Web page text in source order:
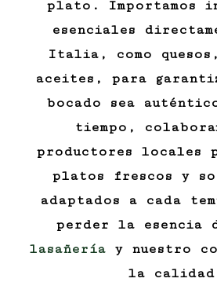
plato. Importamos
esenciales
Italia, como
aceites, para
bocado sea
tiempo,
productores locales
platos frescos y
adaptados a cada
perder la esencia
lasañeríay nuestro
la